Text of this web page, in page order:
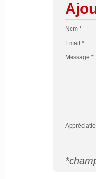
Nom *
Email *
Message *